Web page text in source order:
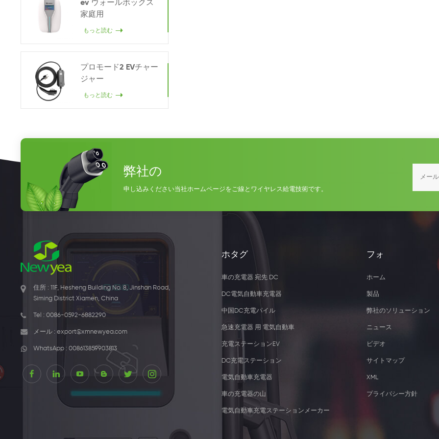
ev ウォールボックス
家庭用
もっと読む
プロモード2 EVチャー
ジャー
もっと読む
弊社の
申し込みください当社ホームページをご線とワイヤレス給電技術です。
住所 : 11F, Hesheng Building No. 8, Jinshan Road,
Siming District Xiamen, China
Tel : 0086-0592-6882290
メール : export@xmnewyea.com
WhatsApp : 008613859903813
ホタグ
車の充電器 宛先 DC
DC電気自動車充電器
中国DC充電パイル
急速充電器 用 電気自動車
充電ステーションEV
DC充電ステーション
電気自動車充電器
車の充電器の山
電気自動車充電ステーションメーカー
フォ
ホーム
製品
弊社のソリューション
ニュース
ビデオ
サイトマップ
XML
プライバシー方針
15W ワイヤレス充電器レシー
バー
器 ソケット